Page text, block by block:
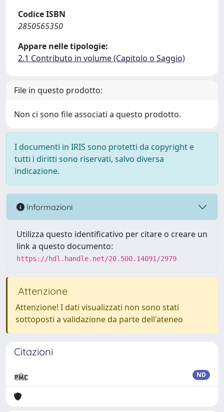
Codice ISBN
2850565350
Appare nelle tipologie:
2.1 Contributo in volume (Capitolo o Saggio)
File in questo prodotto:
Non ci sono file associati a questo prodotto.
I documenti in IRIS sono protetti da copyright e
tutti i diritti sono riservati, salvo diversa
indicazione.
Informazioni
Utilizza questo identificativo per citare o creare un
link a questo documento:
https://hdl.handle.net/20.500.14091/2979
Attenzione
Attenzione! I dati visualizzati non sono stati
sottoposti a validazione da parte dell'ateneo
Citazioni
ND